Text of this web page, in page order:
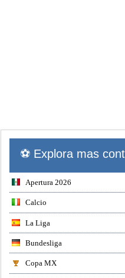
⚽ Explora mas
Apertura 2026
Calcio
La Liga
Bundesliga
Copa MX